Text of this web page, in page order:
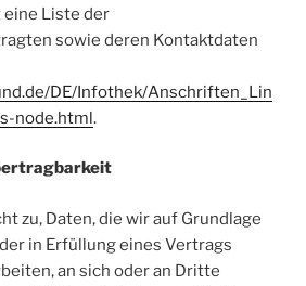
Liste der
sowie deren Kontaktdaten
DE/Infothek/Anschriften_Lin
node.html.
zu, Daten, die wir auf Grundlage
in Erfüllung eines Vertrags
an sich oder an Dritte